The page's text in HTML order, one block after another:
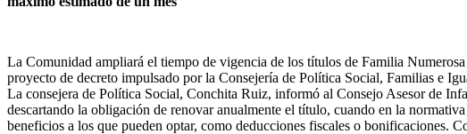
La Comunidad ampliará el tiempo de vigencia de los títulos de Familia
proyecto de decreto impulsado por la Consejería de Política Social, Familias e
La consejera de Política Social, Conchita Ruiz, informó al Consejo Asesor de
descartando la obligación de renovar anualmente el título, cuando en la
beneficios a los que pueden optar, como deducciones fiscales o bonificaciones.